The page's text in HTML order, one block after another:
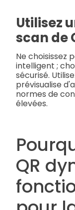
Utilisez
scan de
Ne choisissez
intelligent ;
sécurisé.
prévisualise
normes de
élevées.
QR